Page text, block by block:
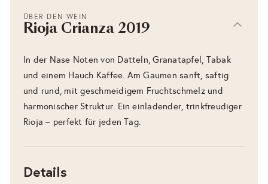
ÜBER DEN WEIN
Rioja Crianza 2019
In der Nase Noten von Datteln, Granatapfel, Tabak
und einem Hauch Kaffee. Am Gaumen sanft, saftig
und rund, mit geschmeidigem Fruchtschmelz und
harmonischer Struktur. Ein einladender, trinkfreudiger
Rioja – perfekt für jeden Tag.
Details